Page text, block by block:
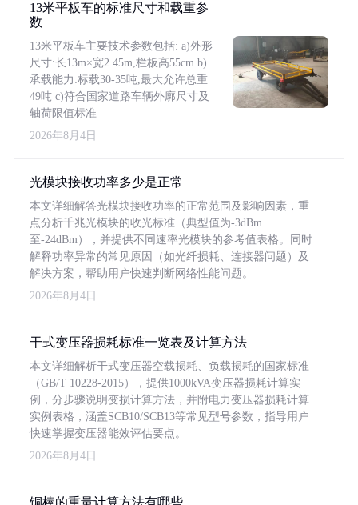
13米平板车的标准尺寸和载重参
数
13米平板车主要技术参数包括: a)外形
尺寸:长13m×宽2.45m,栏板高55cm b)
承载能力:标载30-35吨,最大允许总重
49吨 c)符合国家道路车辆外廓尺寸及
轴荷限值标准
2026年8月4日
光模块接收功率多少是正常
本文详细解答光模块接收功率的正常范围及影响因素，重
点分析千兆光模块的收光标准（典型值为-3dBm
至-24dBm），并提供不同速率光模块的参考值表格。同时
解释功率异常的常见原因（如光纤损耗、连接器问题）及
解决方案，帮助用户快速判断网络性能问题。
2026年8月4日
干式变压器损耗标准一览表及计算方法
本文详细解析干式变压器空载损耗、负载损耗的国家标准
（GB/T 10228-2015），提供1000kVA变压器损耗计算实
例，分步骤说明变损计算方法，并附电力变压器损耗计算
实例表格，涵盖SCB10/SCB13等常见型号参数，指导用户
快速掌握变压器能效评估要点。
2026年8月4日
铜棒的重量计算方法有哪些